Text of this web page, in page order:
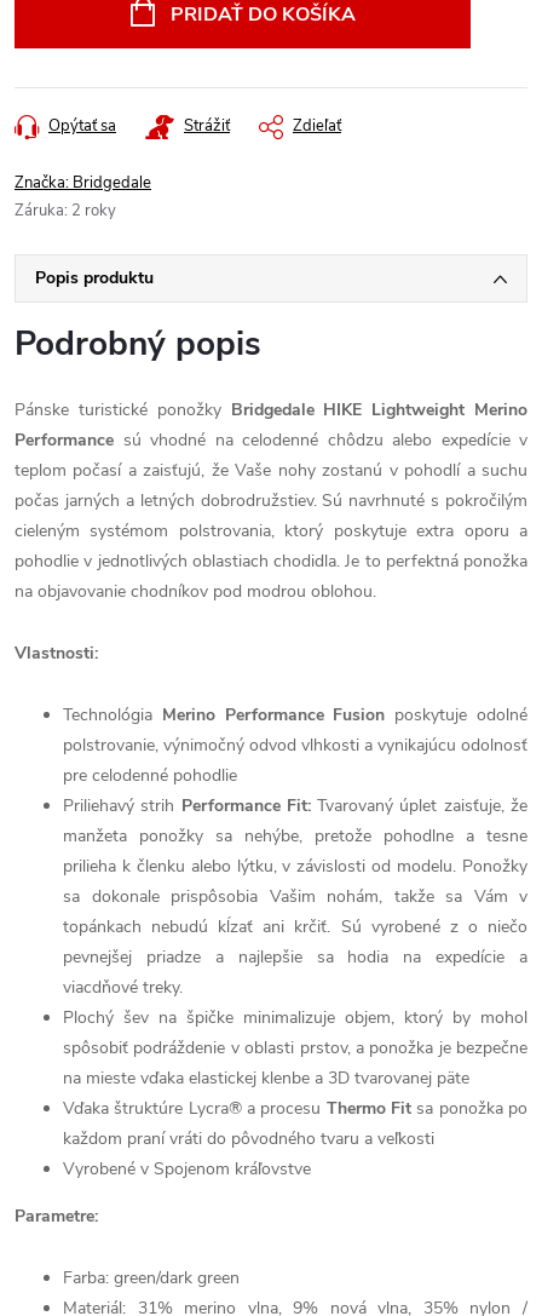
PRIDAŤ DO KOŠÍKA
Opýtať sa Strážiť Zdieľať
Značka: Bridgedale
Záruka: 2 roky
Popis produktu
Podrobný popis
Pánske turistické ponožky Bridgedale HIKE Lightweight Merino
Performance sú vhodné na celodenné chôdzu alebo expedície v
teplom počasí a zaisťujú, že Vaše nohy zostanú v pohodlí a suchu
počas jarných a letných dobrodružstiev. Sú navrhnuté s pokročilým
cieleným systémom polstrovania, ktorý poskytuje extra oporu a
pohodlie v jednotlivých oblastiach chodidla. Je to perfektná ponožka
na objavovanie chodníkov pod modrou oblohou.
Vlastnosti:
Technológia Merino Performance Fusion poskytuje odolné
polstrovanie, výnimočný odvod vlhkosti a vynikajúcu odolnosť
pre celodenné pohodlie
Priliehavý strih Performance Fit:Tvarovaný úplet zaisťuje, že
manžeta ponožky sa nehýbe, pretože pohodlne a tesne
prilieha k členku alebo lýtku, v závislosti od modelu. Ponožky
sa dokonale prispôsobia Vašim nohám, takže sa Vám v
topánkach nebudú kĺzať ani krčiť. Sú vyrobené z o niečo
pevnejšej priadze a najlepšie sa hodia na expedície a
viacdňové treky.
Plochý šev na špičke minimalizuje objem, ktorý by mohol
spôsobiť podráždenie v oblasti prstov, a ponožka je bezpečne
na mieste vďaka elastickej klenbe a 3D tvarovanej päte
Vďaka štruktúre Lycra® a procesu Thermo Fit sa ponožka po
každom praní vráti do pôvodného tvaru a veľkosti
Vyrobené v Spojenom kráľovstve
Parametre:
Farba: green/dark green
Materiál: 31% merino vlna,9% nová vlna, 35% nylon /